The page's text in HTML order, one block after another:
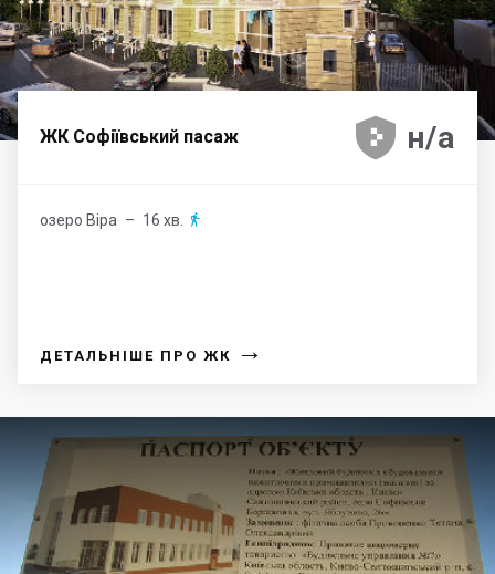
ЖК Софіївський пасаж 



 н/а
озеро Віра – 16 хв. 
ДЕТАЛЬНІШЕ ПРО ЖК →